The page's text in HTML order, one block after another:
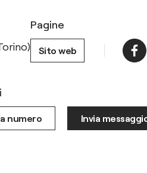
Pagine
Sito web
numero Invia